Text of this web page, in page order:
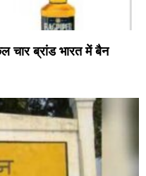
ब्रांड भारत में बैन